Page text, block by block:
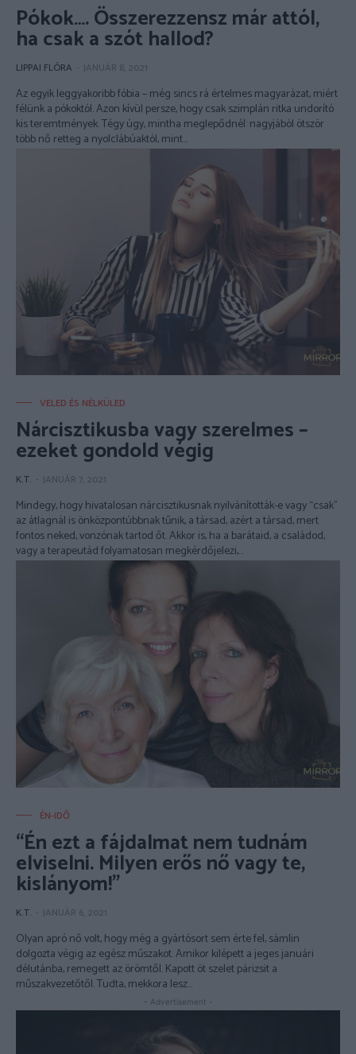
Pókok…. Összerezzensz már attól,
ha csak a szót hallod?
LIPPAI FLÓRA JANUÁR 8, 2021
Az egyik leggyakoribb fóbia – még sincs rá értelmes magyarázat, miért
félünk a pókoktól. Azon kívül persze, hogy csak szimplán ritka undorító
kis teremtmények. Tégy úgy, mintha meglepődnél: nagyjából ötször
több nő retteg a nyolclábúaktól, mint...
VELED ÉS NÉLKÜLED
Nárcisztikusba vagy szerelmes –
ezeket gondold végig
K.T. JANUÁR 7, 2021
Mindegy, hogy hivatalosan nárcisztikusnak nyilvánították-e vagy “csak”
az átlagnál is önközpontúbbnak tűnik, a társad, azért a társad, mert
fontos neked, vonzónak tartod őt. Akkor is, ha a barátaid, a családod,
vagy a terapeutád folyamatosan megkérdőjelezi,...
ÉN-IDŐ
“Én ezt a fájdalmat nem tudnám
elviselni. Milyen erős nő vagy te,
kislányom!”
K.T. JANUÁR 6, 2021
Olyan apró nő volt, hogy még a gyártósort sem érte fel, sámlin
dolgozta végig az egész műszakot. Amikor kilépett a jeges januári
délutánba, remegett az örömtől. Kapott öt szelet párizsit a
műszakvezetőtől. Tudta, mekkora lesz...
- Advertisement -